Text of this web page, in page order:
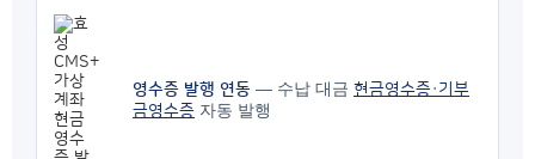
영수증 발행 연동 — 수납 대금 현금영수증·기부
금영수증 자동 발행